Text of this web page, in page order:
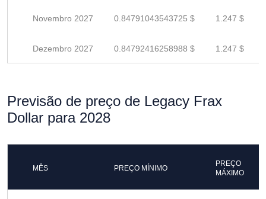
Novembro 2027 0.84791043543725 $ 1.247 $
Dezembro 2027 0.84792416258988 $ 1.247 $
Previsão de preço de Legacy Frax
Dollar para 2028
MÊS PREÇO MÍNIMO
PREÇO
MÁXIMO